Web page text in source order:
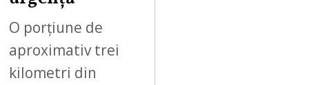
O porțiune de
aproximativ trei
kilometri din